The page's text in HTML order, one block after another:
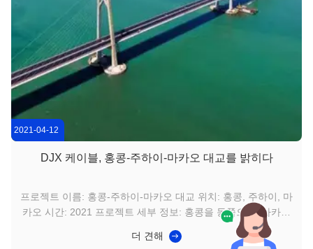
2021-04-12
DJX 케이블, 홍콩-주하이-마카오 대교를 밝히다
프로젝트 이름: 홍콩-주하이-마카오 대교 위치: 홍콩, 주하이, 마
카오 시간: 2021 프로젝트 세부 정보: 홍콩을 동쪽으로, 마카오
를 서쪽으로 연결하는 홍콩-주하이-마카오 대교는 '일국양제' 전
략 하에 광둥성, 홍콩, 마카오가 공동으로 건설한 최초의 대규모
더 견해